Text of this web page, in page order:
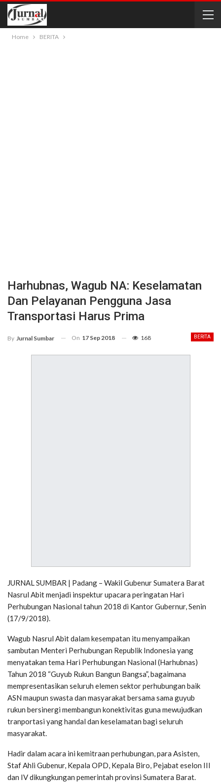
Home BERITA
Harhubnas, Wagub NA: Keselamatan
Dan Pelayanan Pengguna Jasa
Transportasi Harus Prima
BERITA
By Jurnal Sumbar On 17 Sep 2018 168
JURNAL SUMBAR | Padang – Wakil Gubenur Sumatera Barat
Nasrul Abit menjadi inspektur upacara peringatan Hari
Perhubungan Nasional tahun 2018 di Kantor Gubernur, Senin
(17/9/2018).
Wagub Nasrul Abit dalam kesempatan itu menyampaikan
sambutan Menteri Perhubungan Republik Indonesia yang
menyatakan tema Hari Perhubungan Nasional (Harhubnas)
Tahun 2018 “Guyub Rukun Bangun Bangsa”, bagaimana
mempresentasikan seluruh elemen sektor perhubungan baik
ASN maupun swasta dan masyarakat bersama sama guyub
rukun bersinergi membangun konektivitas guna mewujudkan
tranportasi yang handal dan keselamatan bagi seluruh
masyarakat.
Hadir dalam acara ini kemitraan perhubungan, para Asisten,
Staf Ahli Gubenur, Kepala OPD, Kepala Biro, Pejabat eselon III
dan IV dikungkungan pemerintah provinsi Sumatera Barat.